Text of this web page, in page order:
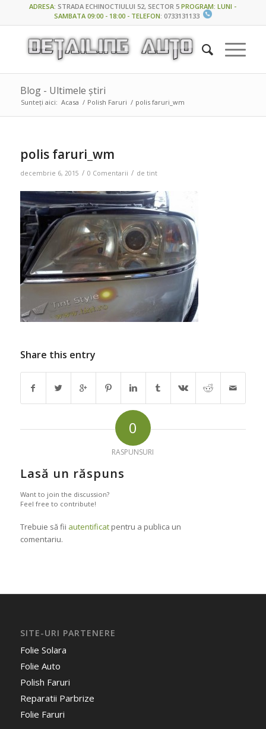
ADRESA:STRADA ECHINOCTIULUI 52, SECTOR 5 PROGRAM: LUNI -
SAMBATA 09:00 - 18:00 - TELEFON: 0733131133
Blog - Ultimele știri
Sunteți aici: Acasa / Polish Faruri / polis faruri_wm
polis faruri_wm
decembrie 6, 2015 / 0 Comentarii / de tint
Share this entry
0
RASPUNSURI
Lasă un răspuns
Want to join the discussion?
Feel free to contribute!
Trebuie să fii autentificatpentru a publica un
comentariu.
SITE-URI PARTENERE
Folie Solara
Folie Auto
Polish Faruri
Reparatii Parbrize
Folie Faruri